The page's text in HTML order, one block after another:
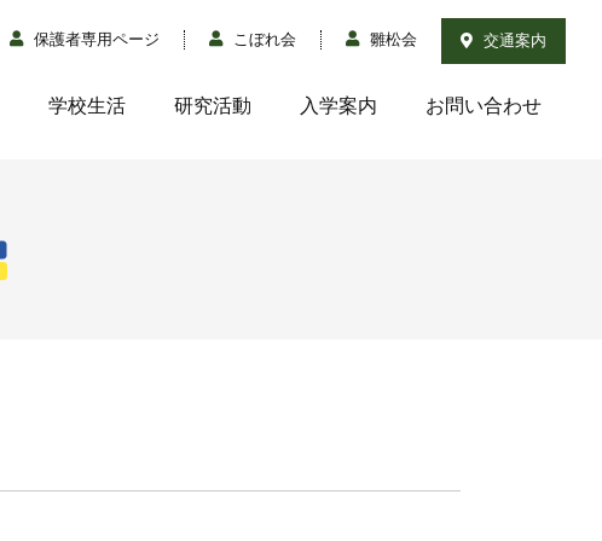
保護者専用ページ こぼれ会 雛松会 交通案内
学校生活 研究活動 入学案内 お問い合わせ